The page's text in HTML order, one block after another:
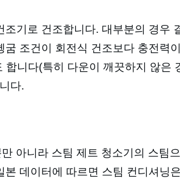
기로 건조합니다. 대부분의 경우
조건이 회전식 건조보다 충전력
니다(특히 다운이 깨끗하지 않은
다.
아니라 스팀 제트 청소기의 스팀
데이터에 따르면 스팀 컨디셔닝